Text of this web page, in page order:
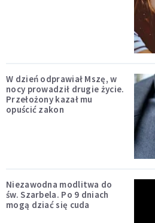
W dzień odprawiał Mszę, w
nocy prowadził drugie życie.
Przełożony kazał mu
opuścić zakon
Niezawodna modlitwa do
św. Szarbela. Po 9 dniach
mogą dziać się cuda